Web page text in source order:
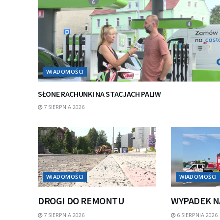
WIADOMOŚCI
SŁONE RACHUNKI NA STACJACH PALIW
7 SIERPNIA 2026
WIADOMOŚCI
DROGI DO REMONTU
7 SIERPNIA 2026
WIADOMOŚCI
WYPADEK
6 SIERPNIA 2026